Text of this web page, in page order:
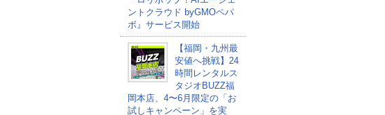
ントクラウド byGMOペパ
ボ』サービス開始
【福岡・九州最
安値へ挑戦】24
時間レンタルス
タジオBUZZ福
岡本店、4〜6月限定の「お
試しキャンペーン」を実